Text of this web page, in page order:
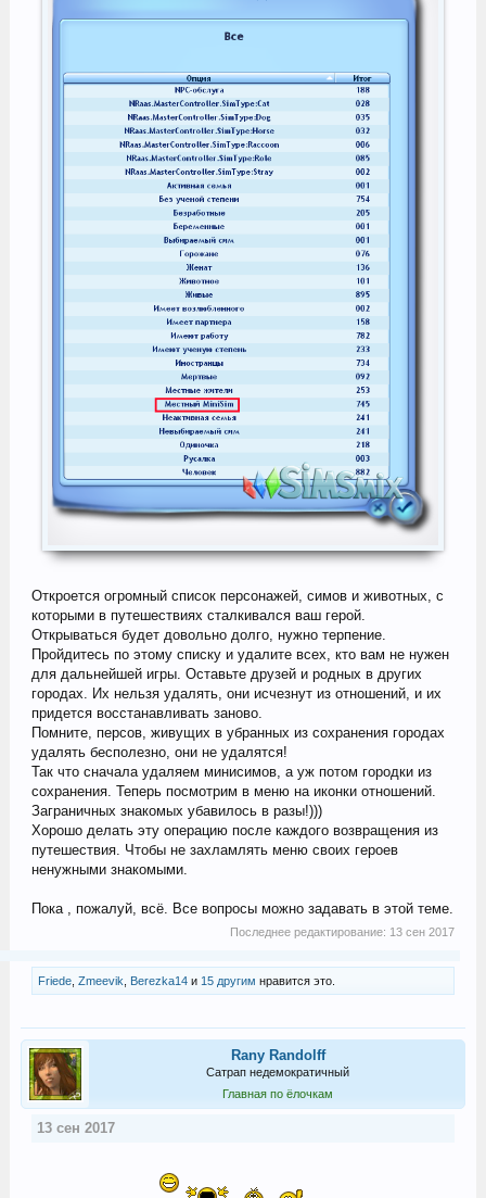
Откроется огромный список персонажей, симов и животных, с
которыми в путешествиях сталкивался ваш герой.
Открываться будет довольно долго, нужно терпение.
Пройдитесь по этому списку и удалите всех, кто вам не нужен
для дальнейшей игры. Оставьте друзей и родных в других
городах. Их нельзя удалять, они исчезнут из отношений, и их
придется восстанавливать заново.
Помните, персов, живущих в убранных из сохранения городах
удалять бесполезно, они не удалятся!
Так что сначала удаляем минисимов, а уж потом городки из
сохранения. Теперь посмотрим в меню на иконки отношений.
Заграничных знакомых убавилось в разы!)))
Хорошо делать эту операцию после каждого возвращения из
путешествия. Чтобы не захламлять меню своих героев
ненужными знакомыми.
Пока , пожалуй, всё. Все вопросы можно задавать в этой теме.
Последнее редактирование: 13 сен 2017
Friede, Zmeevik Berezka14и 15 другим нравится это.
Rany Randolff
Сатрап недемократичный
Главная по ёлочкам
13 сен 2017